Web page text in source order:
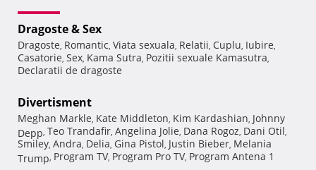
Dragoste & Sex
Dragoste, Romantic, Viata sexuala, Relatii, Cuplu, Iubire,
Casatorie, Sex, Kama Sutra, Pozitii sexuale Kamasutra,
Declaratii de dragoste
Divertisment
Meghan Markle, Kate Middleton, Kim Kardashian, Johnny
Depp, Teo Trandafir, Angelina Jolie, Dana Rogoz, Dani Otil,
Smiley, Andra, Delia, Gina Pistol, Justin Bieber, Melania
Trump, Program TV, Program Pro TV, Program Antena 1